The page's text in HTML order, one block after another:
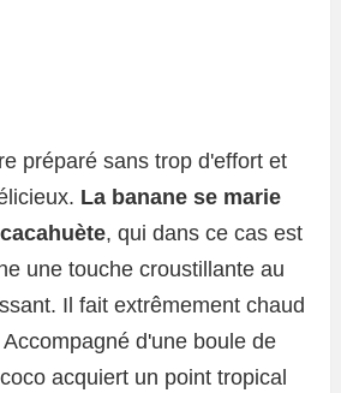
préparé sans trop d'effort et
La banane se marie
, qui dans ce cas est
une touche croustillante au
Il fait extrêmement chaud
d'une boule de
acquiert un point tropical